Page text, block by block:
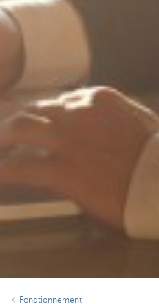
Fonctionnement